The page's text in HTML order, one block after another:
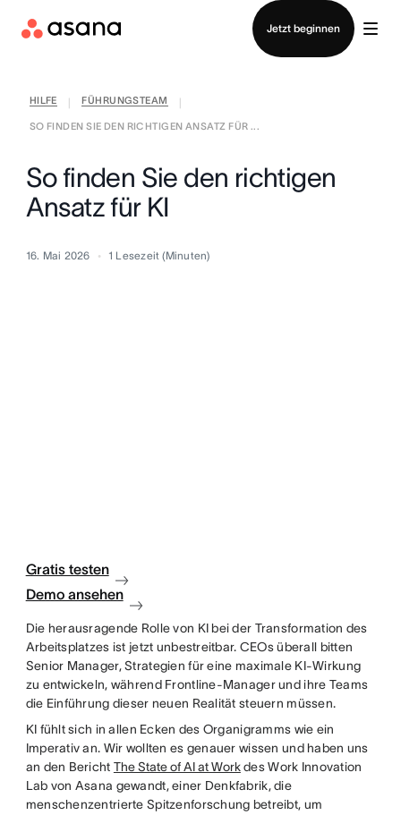
Jetzt beginnen
Vertrieb kontaktieren
HILFE FÜHRUNGSTEAM
SO FINDEN SIE DEN RICHTIGEN ANSATZ FÜR ...
So finden Sie den richtigen
Ansatz für KI
16. Mai 2026 1 Lesezeit (Minuten)
Gratis testen
Demo ansehen
Die herausragende Rolle von KI bei der Transformation des
Arbeitsplatzes ist jetzt unbestreitbar. CEOs überall bitten
Senior Manager, Strategien für eine maximale KI-Wirkung
zu entwickeln, während Frontline-Manager und ihre Teams
die Einführung dieser neuen Realität steuern müssen.
KI fühlt sich in allen Ecken des Organigramms wie ein
Imperativ an. Wir wollten es genauer wissen und haben uns
an den Bericht The State of AI at Workdes Work Innovation
Lab von Asana gewandt, einer Denkfabrik, die
menschenzentrierte Spitzenforschung betreibt, um